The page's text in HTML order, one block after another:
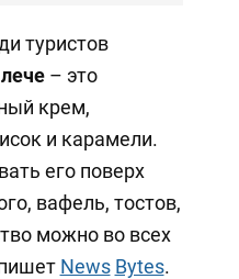
туристов
– это
крем,
и карамели.
его поверх
вафель, тостов,
можно во всех
News Bytes.